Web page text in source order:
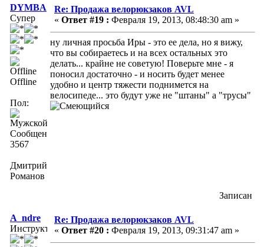
DYMBA
Супер
Offline
Пол:
Сообщений:
3567
Дмитрий
Романов
Re: Продажа велорюкзаков AVL
« Ответ #19 : Февраля 19, 2013, 08:48:30 am »
ну личная просьба Иры - это ее дела, но я вижу,
что вы собираетесь и на всех остальных это
делать... крайне не советую! Поверьте мне - я
поносил достаточно - и носить будет менее
удобно и центр тяжести поднимется на
велосипеде... это будут уже не "штаны" а "трусы"
Записан
A_ndre
Инструктор
Re: Продажа велорюкзаков AVL
« Ответ #20 : Февраля 19, 2013, 09:31:47 am »